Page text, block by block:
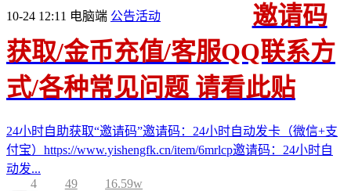
10-24 12:11 电脑端 公告活动
邀请码
获取/金币充值/客服QQ联系方
式/各种常见问题 请看此贴
24小时自助获取“邀请码”邀请码：24小时自动发卡（微信+支
付宝）https://www.yishengfk.cn/item/6mrlcp邀请码：24小时自
动发...
4
49 16.59w